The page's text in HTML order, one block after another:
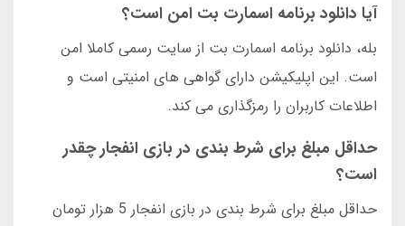
آیا دانلود برنامه اسمارت بت امن است؟
بله، دانلود برنامه اسمارت بت از سایت رسمی کاملا امن
است. این اپلیکیشن دارای گواهی های امنیتی است و
اطلاعات کاربران را رمزگذاری می کند.
حداقل مبلغ برای شرط بندی در بازی انفجار چقدر
است؟
حداقل مبلغ برای شرط بندی در بازی انفجار 5 هزار تومان